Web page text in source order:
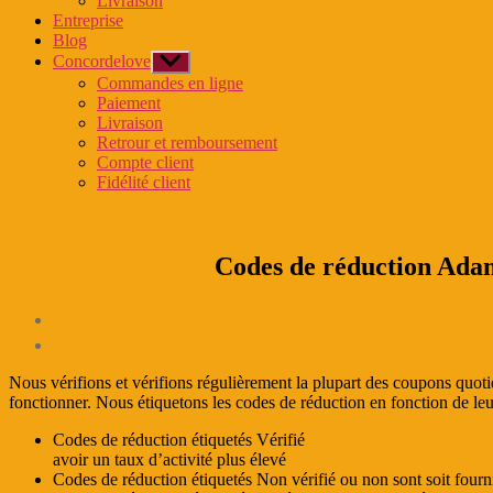
Entreprise
Blog
Concordelove Afficher
le
sous-
menu
Commandes en ligne
Paiement
Livraison
Retrour et remboursement
Compte client
Fidélité client
Codes de réduction
Nous vérifions et vérifions régulièrement la plupart des coupons
fonctionner. Nous étiquetons les codes de réduction en fonction de
Codes de réduction étiquetés Vérifié
avoir un taux d’activité plus élevé
Codes de réduction étiquetés Non vérifié ou non sont soit